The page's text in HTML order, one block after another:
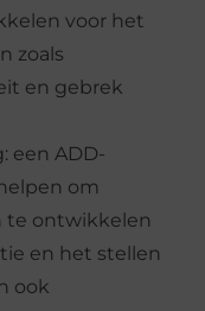
voor het
zoals
en gebrek
een ADD-
om
te ontwikkelen
en het stellen
ook